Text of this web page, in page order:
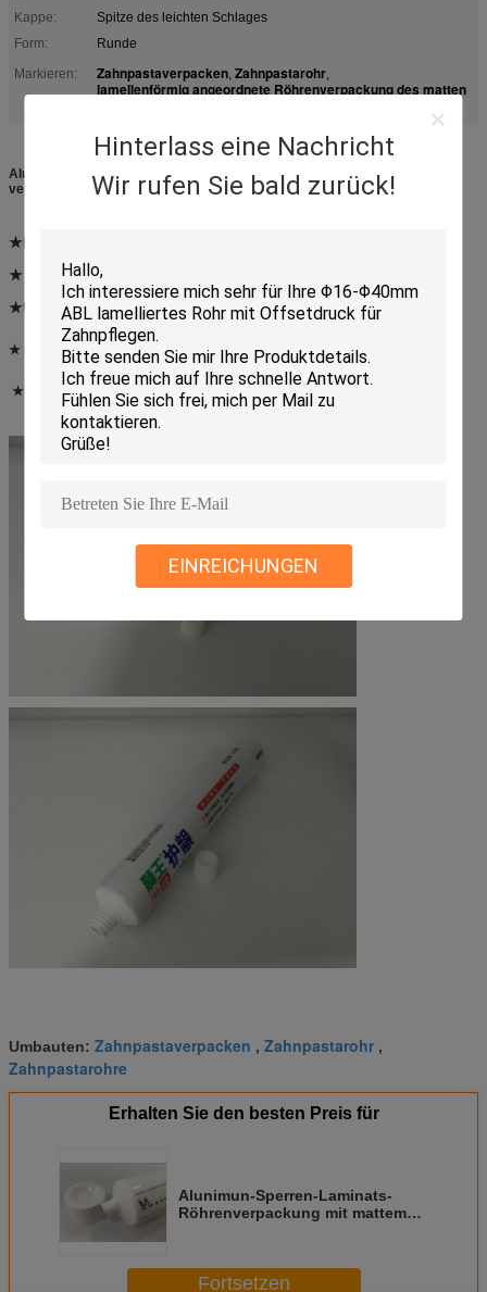
Hinterlass eine Nachricht
Wir rufen Sie bald zurück!
EINREICHUNGEN
Kappe:
Spitze des leichten Schlages
Form:
Runde
Markieren:
Zahnpastaverpacken, Zahnpastarohr,
lamellenförmig angeordnete Röhrenverpackung des matten
Alunimun-Sperren-Laminats-Röhrenverpackung mit mattem Finish und
verschiedenen Kappen
★Material:
★ Rohrinformationen:
★Usage:Zahnpflege und spezielle Nachfrage
★ Stärke:Mit Al in ihm aber mit Gefühl der leichten Berührung
★Tube Detailbilder:
Umbauten: Zahnpastaverpacken , Zahnpastarohr ,
Zahnpastarohre
Erhalten Sie den besten Preis für
Alunimun-Sperren-Laminats-
Röhrenverpackung mit mattem
Fortsetzen